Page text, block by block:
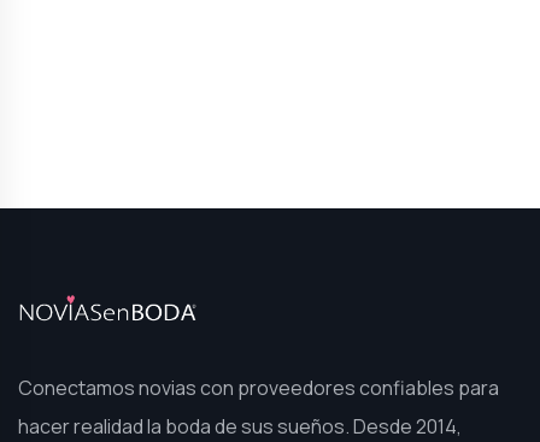
Conectamos novias con proveedores confiables para
hacer realidad la boda de sus sueños. Desde 2014,